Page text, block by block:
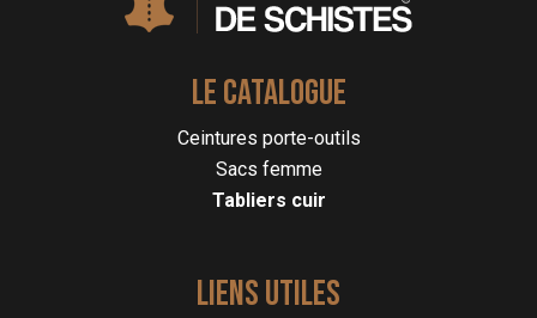
LE CATALOGUE
Ceintures porte-outils
Sacs femme
Tabliers cuir
LIENS UTILES